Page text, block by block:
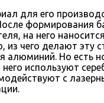
для его
формирования
на него
из чего делают эту
алюминий. Но есть
используют
с